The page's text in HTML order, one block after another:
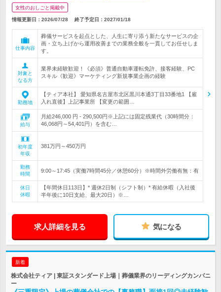
女性のおしごと掲載中
情報更新日：2026/07/28 終了予定日： 2027/01/18
仕事内容
葬儀サービスを起点とした、人生に寄り添う新たなサービスの企
画・立ち上げから運用改善までの業務全般を一貫してお任せしま
す。
対象と
なる方
業界未経験歓迎！《必須》普通自動車運転免許、接客経験、PC
スキル《歓迎》マーケティング新規事業企画の経験
勤務地
【ティア本社】 愛知県名古屋市北区黒川本通3丁目33番地1 【雇
入れ直後】上記事業所 【変更の範囲…
給与
月給246,000 円 - 290,500円※上記には固定残業代（30時間分：
46,068円～54,401円）を含む…
初年度
年収
381万円～450万円
勤務
時間
9:00～17:45（実働7時間45分／休憩60分）※時間外労働有無：有
休日
休暇
【年間休日113日】* 週休2日制（シフト制）* 有給休暇（入社後
半年後に10日支給、最大20日）※…
求人詳細を見る 気になる
新着
株式会社ティア | 東証スタンダード上場｜葬儀業界のリーディングカンパニ
ー